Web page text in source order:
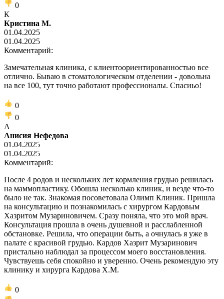
0
К
Кристина М.
01.04.2025
01.04.2025
Комментарий:
Замечательная клиника, с клиентоориентированностью все
отлично. Бываю в стоматологическом отделении - довольна
на все 100, тут точно работают профессионалы. Спасиьо!
0
0
А
Анисия Нефедова
01.04.2025
01.04.2025
Комментарий:
После 4 родов и нескольких лет кормления грудью решилась
на маммопластику. Обошла несколько клиник, и везде что-то
было не так. Знакомая посоветовала Олимп Клиник. Пришла
на консультацию и познакомилась с хирургом Кардовым
Хазритом Музариновичем. Сразу поняла, что это мой врач.
Консультация прошла в очень душевной и расслабленной
обстановке. Решила, что операции быть, а очнулась я уже в
палате с красивой грудью. Кардов Хазрит Музаринович
пристально наблюдал за процессом моего восстановления.
Чувствуешь себя спокойно и уверенно. Очень рекомендую эту
клинику и хирурга Кардова Х.М.
0